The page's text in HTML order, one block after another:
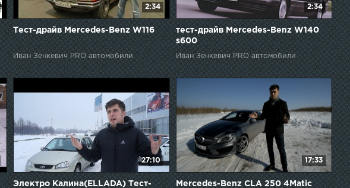
2:34
Тест-драйв Mercedes-Benz W116
Иван Зенкевич PRO автомобили
2:34
тест-драйв Mercedes-Benz W140
s600
Иван Зенкевич PRO автомобили
27:10
Электро Калина(ELLADA) Тест-
17:33
Mercedes-Benz CLA 250 4Matic